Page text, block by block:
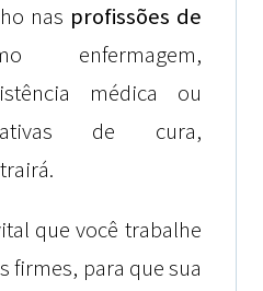
nas profissões de
enfermagem,
médica ou
de cura,
que você trabalhe
firmes, para que sua